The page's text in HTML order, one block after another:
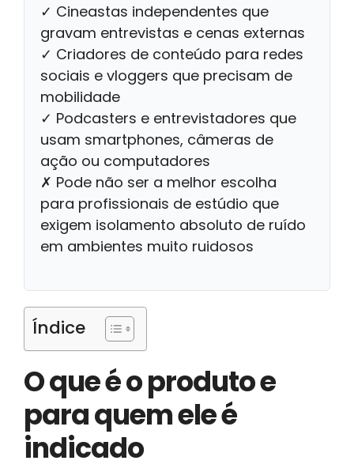
✓ Cineastas independentes que
gravam entrevistas e cenas externas
✓ Criadores de conteúdo para redes
sociais e vloggers que precisam de
mobilidade
✓ Podcasters e entrevistadores que
usam smartphones, câmeras de
ação ou computadores
✗ Pode não ser a melhor escolha
para profissionais de estúdio que
exigem isolamento absoluto de ruído
em ambientes muito ruidosos
Índice
O que é o produto e
para quem ele é
indicado